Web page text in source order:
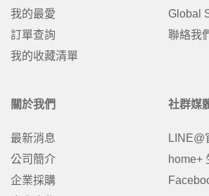
我的最愛
訂單查詢
我的收藏清單
Global
聯絡我
關於我們
最新消息
公司簡介
企業採購
社群媒
LINE@
home+